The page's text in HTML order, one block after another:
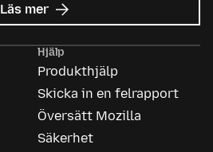
Läs mer om
Mozilla
Hjälp
Produkthjälp
Skicka in en felrapport
Översätt Mozilla
Säkerhet